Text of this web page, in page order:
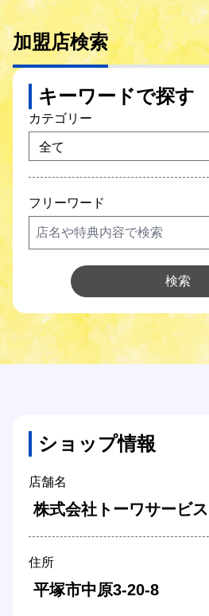
インターネット
固定電話
SCNガス
SCNでんき
SCNについて
Q&A
加盟店検索
キーワードで探す
カテゴリー
フリーワード
検索
ショップ情報
店舗名
株式会社トーワサービス
住所
平塚市中原3-20-8